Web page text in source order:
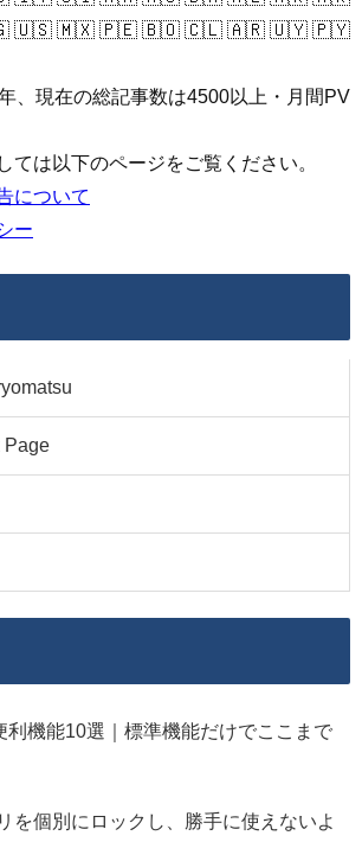
🇺🇸 🇲🇽 🇵🇪 🇧🇴 🇨🇱 🇦🇷 🇺🇾 🇵🇾
、現在の総記事数は4500以上・月間PV
ては以下のページをご覧ください。
について
ー
Page
利機能10選｜標準機能だけでここまで
を個別にロックし、勝手に使えないよ